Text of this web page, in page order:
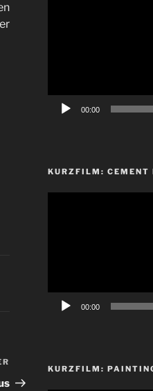
Nächster
Beitrag
00:00
KURZFILM: CEMENT
00:00
KURZFILM: